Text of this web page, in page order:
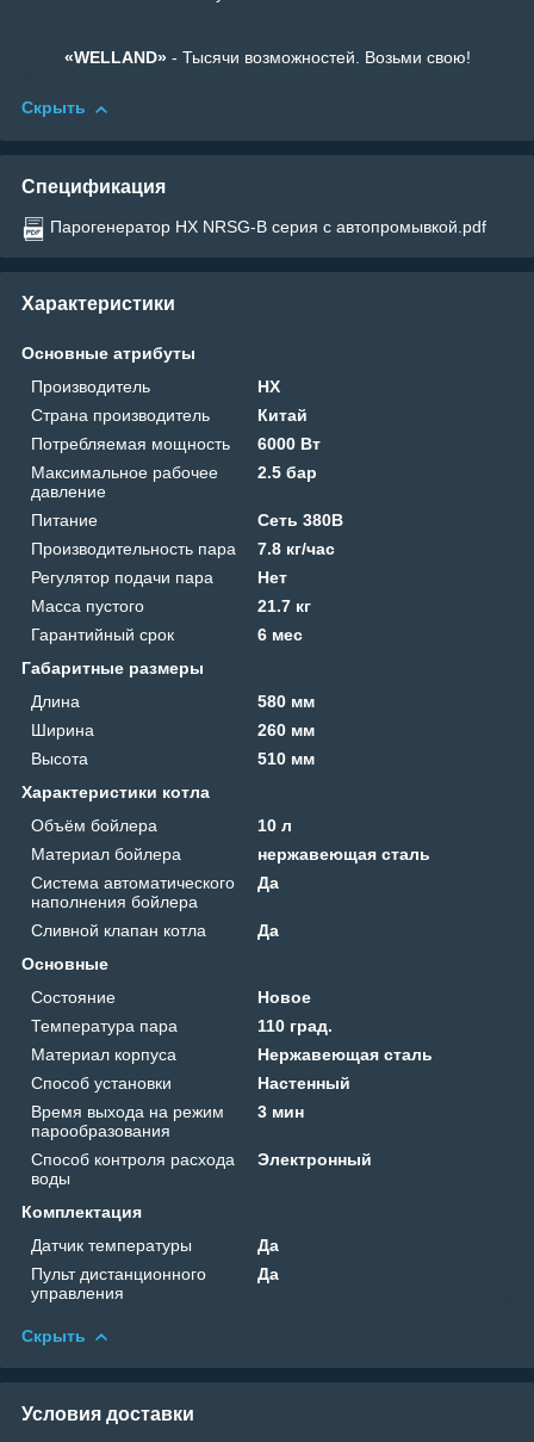
«WELLAND»- Тысячи возможностей. Возьми свою!
Скрыть
Спецификация
Парогенератор HX NRSG-B серия с автопромывкой.pdf
Характеристики
Основные атрибуты
Производитель
HX
Страна производитель
Китай
Потребляемая мощность
6000 Вт
Максимальное рабочее
давление
2.5 бар
Питание
Сеть 380В
Производительность пара
7.8 кг/час
Регулятор подачи пара
Нет
Масса пустого
21.7 кг
Гарантийный срок
6 мес
Габаритные размеры
Длина
580 мм
Ширина
260 мм
Высота
510 мм
Характеристики котла
Объём бойлера
10 л
Материал бойлера
нержавеющая сталь
Система автоматического
наполнения бойлера
Да
Сливной клапан котла
Да
Основные
Состояние
Новое
Температура пара
110 град.
Материал корпуса
Нержавеющая сталь
Способ установки
Настенный
Время выхода на режим
парообразования
3 мин
Способ контроля расхода
воды
Электронный
Комплектация
Датчик температуры
Да
Пульт дистанционного
управления
Да
Скрыть
Условия доставки